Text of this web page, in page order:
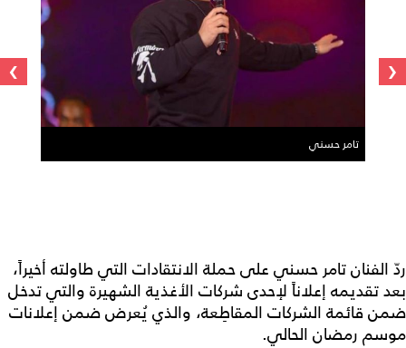
تامر حسني
‹
›
ردّ الفنان تامر حسني على حملة الانتقادات التي طاولته أخيراً،
بعد تقديمه إعلاناً لإحدى شركات الأغذية الشهيرة والتي تدخل
ضمن قائمة الشركات المقاطِعة، والذي يُعرض ضمن إعلانات
موسم رمضان الحالي.